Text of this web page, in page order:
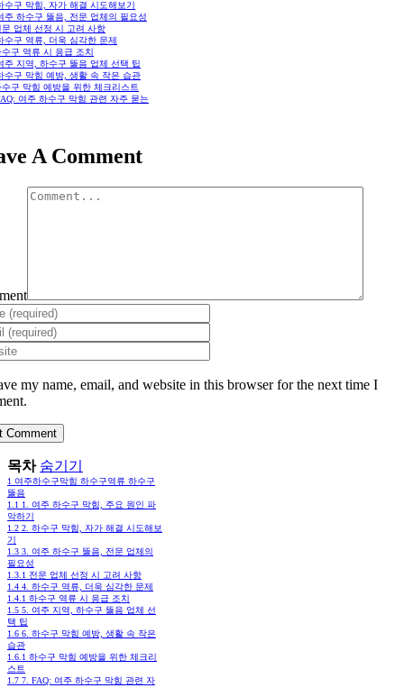
수구 막힘, 자가 해결 시도해보기
주 하수구 뚫음, 전문 업체의 필요성
문 업체 선정 시 고려 사항
수구 역류, 더욱 심각한 문제
수구 역류 시 응급 조치
주 지역, 하수구 뚫음 업체 선택 팁
수구 막힘 예방, 생활 속 작은 습관
수구 막힘 예방을 위한 체크리스트
여주 하수구 막힘 관련 자주 묻는
A Comment
my name, email, and website in this browser for the next time I
목차 숨기기
1 여주하수구막힘 하수구역류 하수구
뚫음
1.1 1. 여주 하수구 막힘, 주요 원인 파
악하기
1.2 2. 하수구 막힘, 자가 해결 시도해보
기
1.3 3. 여주 하수구 뚫음, 전문 업체의
필요성
1.3.1 전문 업체 선정 시 고려 사항
1.4 4. 하수구 역류, 더욱 심각한 문제
1.4.1 하수구 역류 시 응급 조치
1.5 5. 여주 지역, 하수구 뚫음 업체 선
택 팁
1.6 6. 하수구 막힘 예방, 생활 속 작은
습관
1.6.1 하수구 막힘 예방을 위한 체크리
스트
1.7 7. FAQ: 여주 하수구 막힘 관련 자